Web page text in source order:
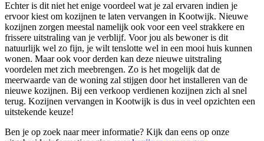
Echter is dit niet het enige voordeel wat je zal ervaren indien je
ervoor kiest om kozijnen te laten vervangen in Kootwijk. Nieuwe
kozijnen zorgen meestal namelijk ook voor een veel strakkere en
frissere uitstraling van je verblijf. Voor jou als bewoner is dit
natuurlijk wel zo fijn, je wilt tenslotte wel in een mooi huis kunnen
wonen. Maar ook voor derden kan deze nieuwe uitstraling
voordelen met zich meebrengen. Zo is het mogelijk dat de
meerwaarde van de woning zal stijgen door het installeren van de
nieuwe kozijnen. Bij een verkoop verdienen kozijnen zich al snel
terug. Kozijnen vervangen in Kootwijk is dus in veel opzichten een
uitstekende keuze!
Ben je op zoek naar meer informatie? Kijk dan eens op onze